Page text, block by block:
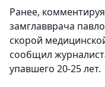
Ранее,
замглавврача
скорой
сообщил
упавшего 20-25 лет.